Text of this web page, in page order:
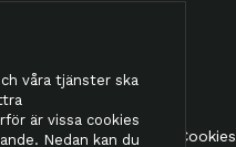
Integritetspolicy Cookies
våra tjänster ska
är vissa cookies
Nedan kan du